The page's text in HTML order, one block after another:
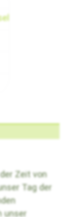
Zeit von
Tag der
unser